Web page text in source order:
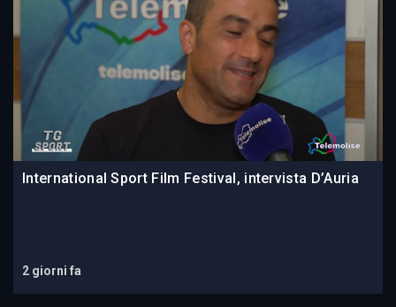
International Sport Film Festival, intervista D’Auria
2 giorni fa